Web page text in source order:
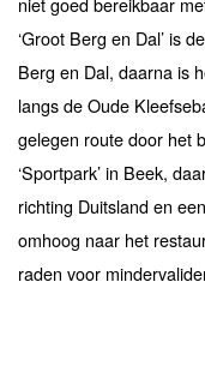
‘Groot Berg en Dal’ is
Berg en Dal, daarna is
langs de Oude
gelegen route door het
‘Sportpark’ in Beek,
richting Duitsland en
omhoog naar het
raden voor